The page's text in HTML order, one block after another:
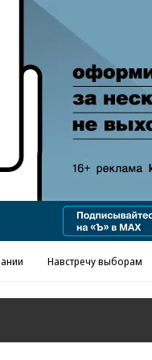
ad
Навстречу выборам